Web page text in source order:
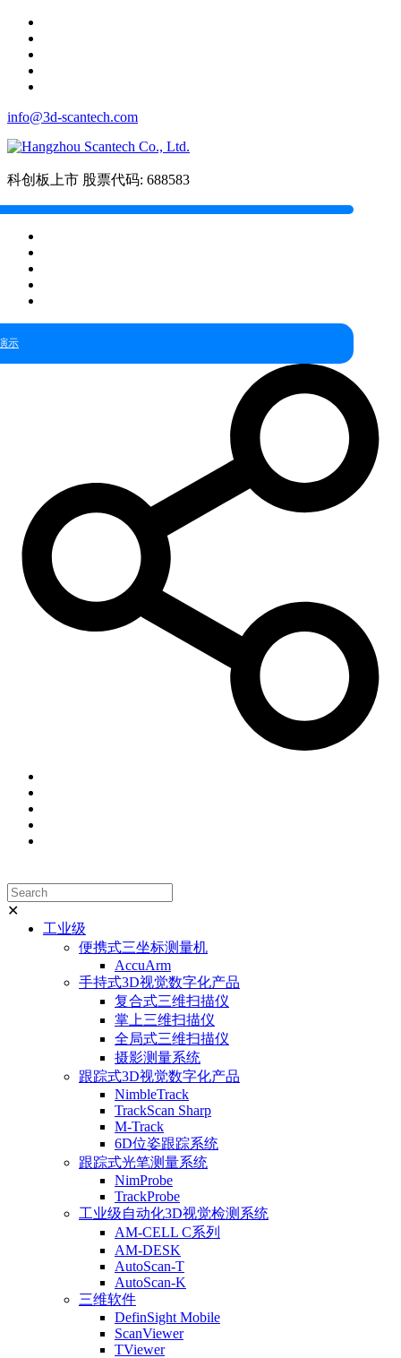
info@3d-scantech.com
科创板上市 股票代码: 688583
示
✕
工业级
便携式三坐标测量机
AccuArm
手持式3D视觉数字化产品
复合式三维扫描仪
掌上三维扫描仪
全局式三维扫描仪
摄影测量系统
跟踪式3D视觉数字化产品
NimbleTrack
TrackScan Sharp
M-Track
6D位姿跟踪系统
跟踪式光笔测量系统
NimProbe
TrackProbe
工业级自动化3D视觉检测系统
AM-CELL C系列
AM-DESK
AutoScan-T
AutoScan-K
三维软件
DefinSight Mobile
ScanViewer
TViewer